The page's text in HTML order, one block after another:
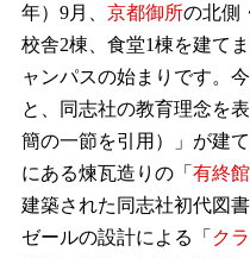
年）9月、 京都御所の北側
校舎2棟、食堂1棟を建て
ャンパスの始まりです。
と、同志社の教育理念を
簡の一節を引用）」が建
にある煉瓦造りの「 有終館
建築された同志社初代図
ゼールの設計による「 ク